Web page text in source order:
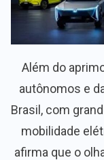
Além do
autônomos e
Brasil, com
mobilidade
afirma que o